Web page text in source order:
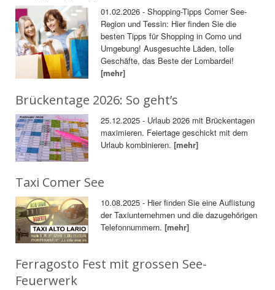
01.02.2026 - Shopping-Tipps Comer See-
Region und Tessin: Hier finden Sie die
besten Tipps für Shopping in Como und
Umgebung! Ausgesuchte Läden, tolle
Geschäfte, das Beste der Lombardei!
[mehr]
Brückentage 2026: So geht’s
25.12.2025 - Urlaub 2026 mit Brückentagen
maximieren. Feiertage geschickt mit dem
Urlaub kombinieren.[mehr]
Taxi Comer See
10.08.2025 - Hier finden Sie eine Auflistung
der Taxiunternehmen und die dazugehörigen
Telefonnummern.[mehr]
Ferragosto Fest mit grossen See-
Feuerwerk